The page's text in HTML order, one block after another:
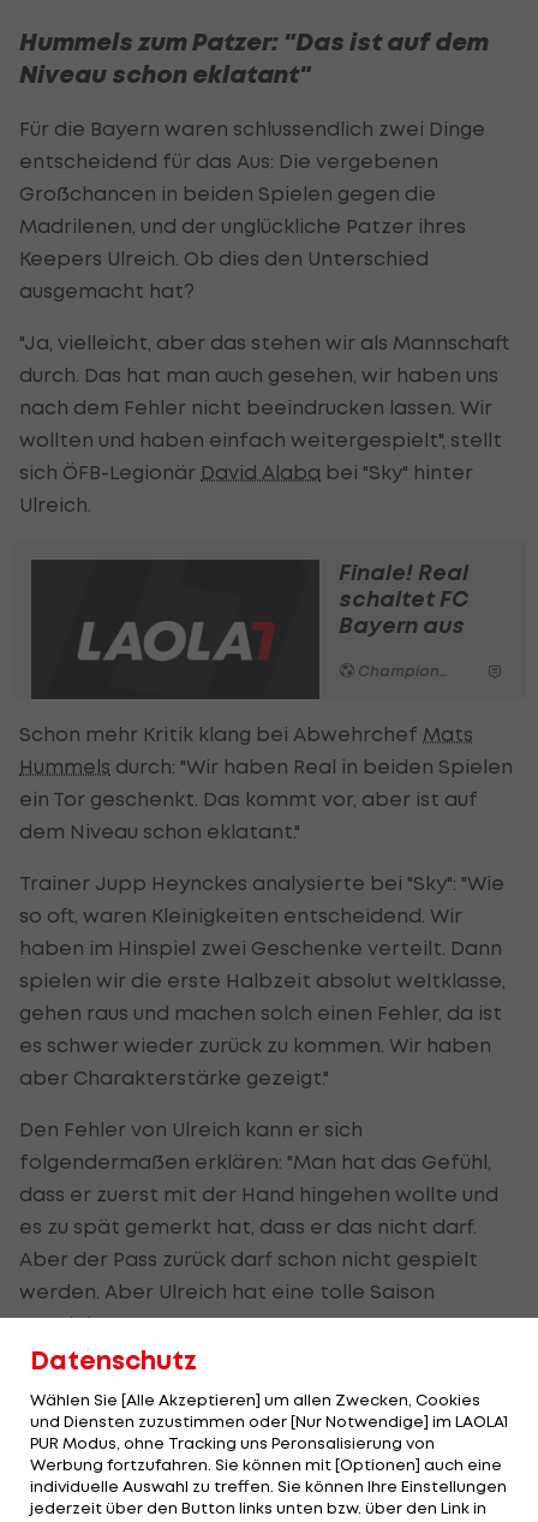
Hummels zum Patzer: "Das ist auf dem
Niveau schon eklatant"
Für die Bayern waren schlussendlich zwei Dinge
entscheidend für das Aus: Die vergebenen
Großchancen in beiden Spielen gegen die
Madrilenen, und der unglückliche Patzer ihres
Keepers Ulreich. Ob dies den Unterschied
ausgemacht hat?
"Ja, vielleicht, aber das stehen wir als Mannschaft
durch. Das hat man auch gesehen, wir haben uns
nach dem Fehler nicht beeindrucken lassen. Wir
wollten und haben einfach weitergespielt", stellt
sich ÖFB-Legionär David Alaba bei "Sky" hinter
Ulreich.
Finale! Real
schaltet FC
Bayern aus
Champions League
Schon mehr Kritik klang bei Abwehrchef Mats
Hummels durch: "Wir haben Real in beiden Spielen
ein Tor geschenkt. Das kommt vor, aber ist auf
dem Niveau schon eklatant."
Trainer Jupp Heynckes analysierte bei "Sky": "Wie
so oft, waren Kleinigkeiten entscheidend. Wir
haben im Hinspiel zwei Geschenke verteilt. Dann
spielen wir die erste Halbzeit absolut weltklasse,
gehen raus und machen solch einen Fehler, da ist
es schwer wieder zurück zu kommen. Wir haben
aber Charakterstärke gezeigt."
Den Fehler von Ulreich kann er sich
folgendermaßen erklären: "Man hat das Gefühl,
dass er zuerst mit der Hand hingehen wollte und
es zu spät gemerkt hat, dass er das nicht darf.
Aber der Pass zurück darf schon nicht gespielt
werden. Aber Ulreich hat eine tolle Saison
gespielt."
"Wenn du den Titel holen willst, musst du
die ganz großen Chancen nützen"
Die Enttäuschung war den Spielern eindeutig
Datenschutz
Wählen Sie [Alle Akzeptieren] um allen Zwecken, Cookies
und Diensten zuzustimmen oder [Nur Notwendige] im LAOLA1
PUR Modus, ohne Tracking uns Peronsalisierung von
Werbung fortzufahren. Sie können mit [Optionen] auch eine
individuelle Auswahl zu treffen. Sie können Ihre Einstellungen
jederzeit über den Button links unten bzw. über den Link in